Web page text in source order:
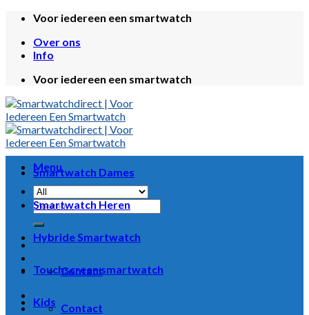
Skip
content
Voor iedereen een smartwatch
Over ons
Info
Voor iedereen een smartwatch
Menu
Zoeken
naar:
Contact
Contact
Smartwatch Dames
Smartwatch Heren
Hybride Smartwatch
Touchscreen smartwatch
Kids